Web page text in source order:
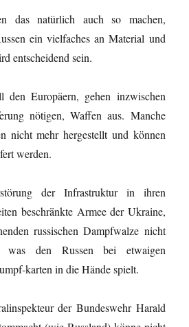
das natürlich auch so machen,
ein vielfaches an Material und
entscheidend sein.
den Europäern, gehen inzwischen
nötigen, Waffen aus. Manche
nicht mehr hergestellt und können
werden.
der Infrastruktur in ihren
beschränkte Armee der Ukraine,
russischen Dampfwalze nicht
was den Russen bei etwaigen
karten in die Hände spielt.
der Bundeswehr Harald